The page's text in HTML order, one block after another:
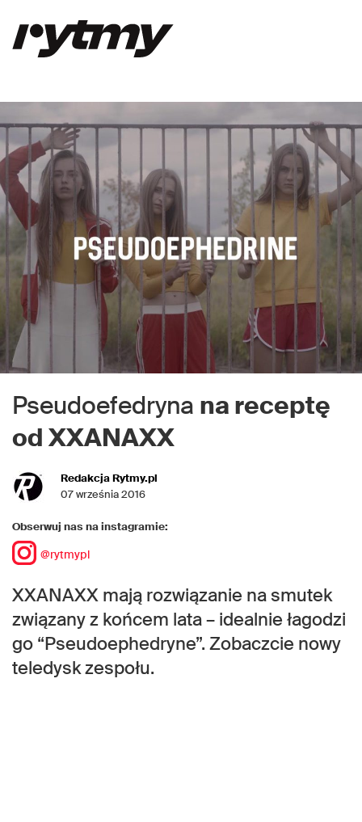
Pseudoefedryna na receptę
od XXANAXX
Redakcja Rytmy.pl
07 września 2016
Obserwuj nas na instagramie:
@rytmypl
XXANAXX mają rozwiązanie na smutek
związany z końcem lata – idealnie łagodzi
go “Pseudoephedryne”. Zobaczcie nowy
teledysk zespołu.